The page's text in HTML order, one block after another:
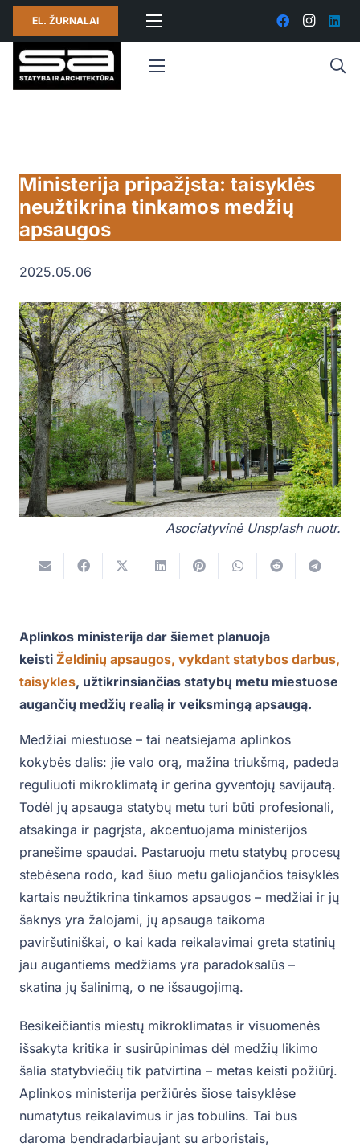
EL. ŽURNALAI
Ministerija pripažįsta: taisyklės
neužtikrina tinkamos medžių
apsaugos
2025.05.06
Asociatyvinė Unsplash nuotr.
Aplinkos ministerija dar šiemet planuoja
keisti Želdinių apsaugos, vykdant statybos darbus,
taisykles, užtikrinsiančias statybų metu miestuose
augančių medžių realią ir veiksmingą apsaugą.
Medžiai miestuose – tai neatsiejama aplinkos
kokybės dalis: jie valo orą, mažina triukšmą, padeda
reguliuoti mikroklimatą ir gerina gyventojų savijautą.
Todėl jų apsauga statybų metu turi būti profesionali,
atsakinga ir pagrįsta, akcentuojama ministerijos
pranešime spaudai. Pastaruoju metu statybų procesų
stebėsena rodo, kad šiuo metu galiojančios taisyklės
kartais neužtikrina tinkamos apsaugos – medžiai ir jų
šaknys yra žalojami, jų apsauga taikoma
paviršutiniškai, o kai kada reikalavimai greta statinių
jau augantiems medžiams yra paradoksalūs –
skatina jų šalinimą, o ne išsaugojimą.
Besikeičiantis miestų mikroklimatas ir visuomenės
išsakyta kritika ir susirūpinimas dėl medžių likimo
šalia statybviečių tik patvirtina – metas keisti požiūrį.
Aplinkos ministerija peržiūrės šiose taisyklėse
numatytus reikalavimus ir jas tobulins. Tai bus
daroma bendradarbiaujant su arboristais,